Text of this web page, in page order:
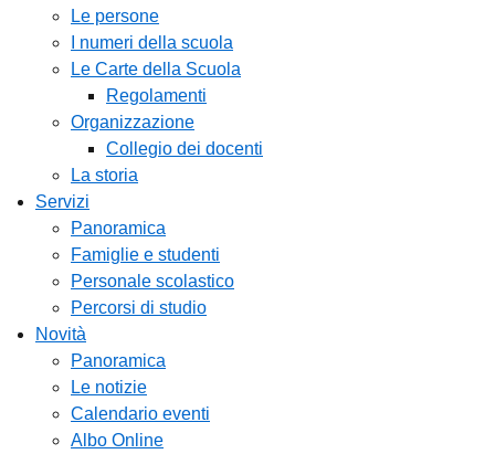
Le persone
I numeri della scuola
Le Carte della Scuola
Regolamenti
Organizzazione
Collegio dei docenti
La storia
Servizi
Panoramica
Famiglie e studenti
Personale scolastico
Percorsi di studio
Novità
Panoramica
Le notizie
Calendario eventi
Albo Online